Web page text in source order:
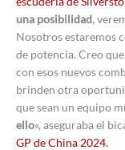
una posibilidad,
Nosotros estaremos
de potencia. Creo
con esos nuevos
brinden otra
que sean un equipo
ello«, aseguraba el
GP de China 2024.